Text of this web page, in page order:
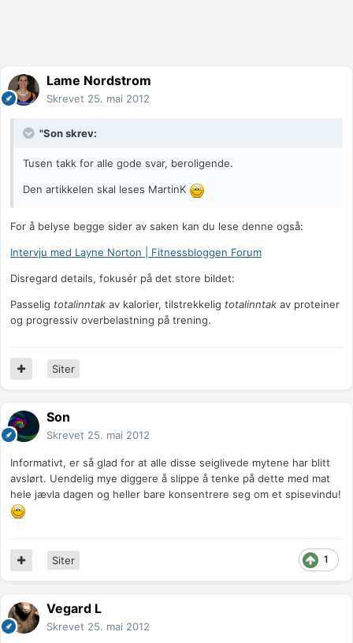
Lame Nordstrom
Skrevet 25. mai 2012
"Son skrev:
Tusen takk for alle gode svar, beroligende.
Den artikkelen skal leses MartinK
For å belyse begge sider av saken kan du lese denne også:
Intervju med Layne Norton | Fitnessbloggen Forum
Disregard details, fokusér på det store bildet:
Passelig totalinntak av kalorier, tilstrekkelig totalinntak av proteiner
og progressiv overbelastning på trening.
Siter
Son
Skrevet 25. mai 2012
Informativt, er så glad for at alle disse seiglivede mytene har blitt
avslørt. Uendelig mye diggere å slippe å tenke på dette med mat
hele jævla dagen og heller bare konsentrere seg om et spisevindu!
1
Siter
Vegard L
Skrevet 25. mai 2012